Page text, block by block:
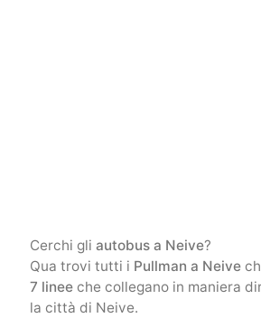
Cerchi gli autobus a Neive?
Qua trovi tutti i Pullman a Neive
7 lineeche collegano in maniera
la città di Neive.